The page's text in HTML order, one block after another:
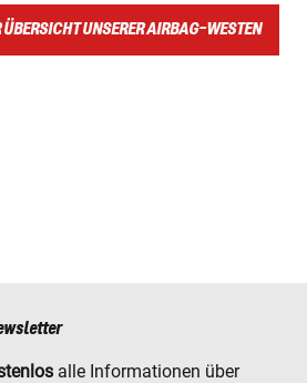
ÜBERSICHT UNSERER AIRBAG-WESTEN
alle Informationen über